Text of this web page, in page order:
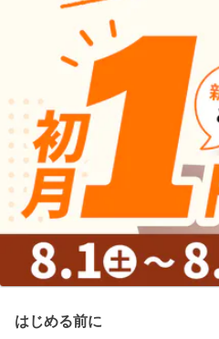
はじめる前に